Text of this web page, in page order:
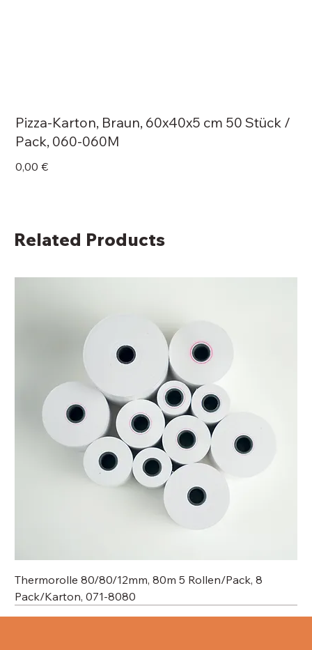
Pizza-Karton, Braun, 60x40x5 cm 50 Stück /
Pack, 060-060M
Price
0,00 €
Related Products
Thermorolle 80/80/12mm, 80m 5 Rollen/Pack, 8
Pack/Karton, 071-8080